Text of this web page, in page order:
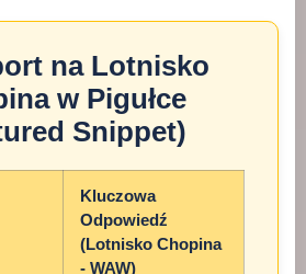
na Lotnisko
w Pigułce
Snippet)
Kluczowa
Odpowiedź
(Lotnisko Chopina
- WAW)